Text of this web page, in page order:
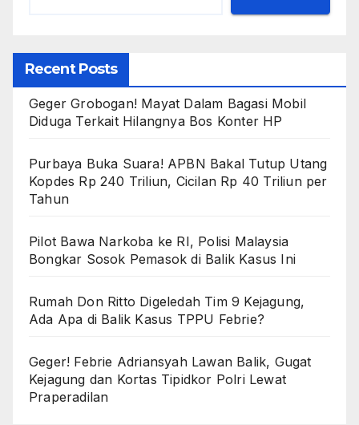
Recent Posts
Geger Grobogan! Mayat Dalam Bagasi Mobil
Diduga Terkait Hilangnya Bos Konter HP
Purbaya Buka Suara! APBN Bakal Tutup Utang
Kopdes Rp 240 Triliun, Cicilan Rp 40 Triliun per
Tahun
Pilot Bawa Narkoba ke RI, Polisi Malaysia
Bongkar Sosok Pemasok di Balik Kasus Ini
Rumah Don Ritto Digeledah Tim 9 Kejagung,
Ada Apa di Balik Kasus TPPU Febrie?
Geger! Febrie Adriansyah Lawan Balik, Gugat
Kejagung dan Kortas Tipidkor Polri Lewat
Praperadilan